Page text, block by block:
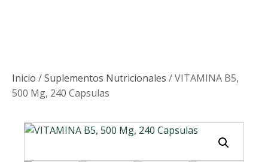
Inicio /Suplementos Nutricionales / VITAMINA B5,
500 Mg, 240 Capsulas